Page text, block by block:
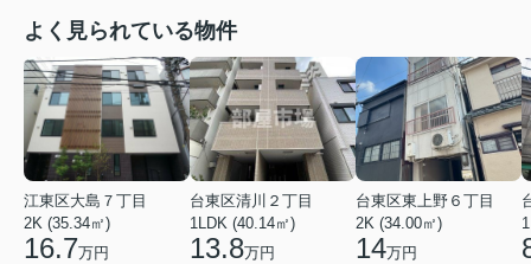
よく見られている物件
江東区大島７丁目
2K (35.34㎡)
16.7万円
台東区清川２丁目
1LDK (40.14㎡)
13.8万円
台東区東上野６丁目
2K (34.00㎡)
14万円